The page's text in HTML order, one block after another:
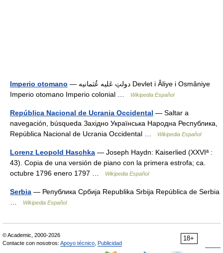
Imperio otomano — دولتِ عَليه عُثمانيه Devlet i Âliye i Osmâniye
Imperio otomano Imperio colonial …
Wikipedia Español
República Nacional de Ucrania Occidental — Saltar a
navegación, búsqueda Західно Українська Народна Республика,
República Nacional de Ucrania Occidental …
Wikipedia Español
Lorenz Leopold Haschka — Joseph Haydn: Kaiserlied (XXVIª :
43). Copia de una versión de piano con la primera estrofa; ca.
octubre 1796 enero 1797 …
Wikipedia Español
Serbia — Република Србија Republika Srbija República de Serbia
Wikipedia Español
18+
© Academic, 2000-2026
Contacte con nosotros: Apoyo técnico Publicidad